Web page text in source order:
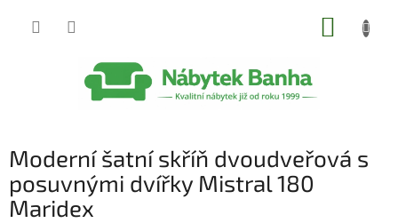
Moderní šatní skříň dvoudveřová s
posuvnými dvířky Mistral 180
Maridex